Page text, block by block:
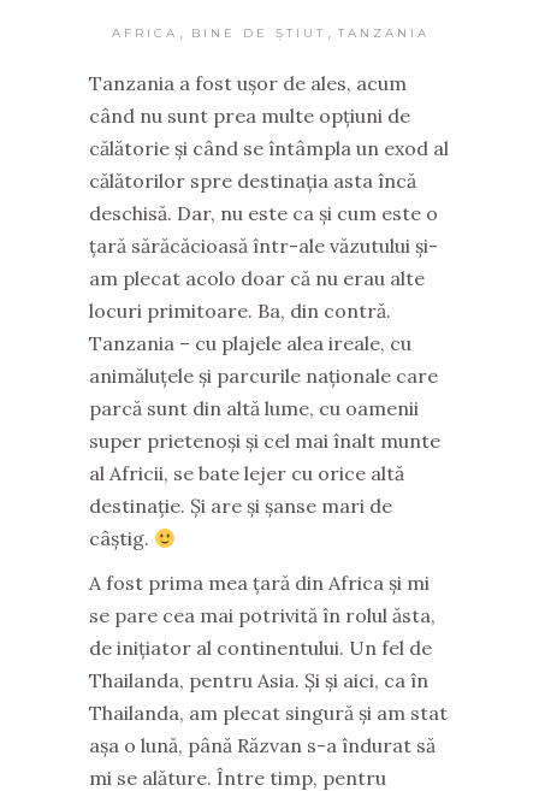
AFRICA BINE DE ȘTIUT TANZANIA
Tanzania a fost ușor de ales, acum
când nu sunt prea multe opțiuni de
călătorie și când se întâmpla un exod al
călătorilor spre destinația asta încă
deschisă. Dar, nu este ca și cum este o
țară sărăcăcioasă într-ale văzutului și-
am plecat acolo doar că nu erau alte
locuri primitoare. Ba, din contră.
Tanzania – cu plajele alea ireale, cu
animăluțele și parcurile naționale care
parcă sunt din altă lume, cu oamenii
super prietenoși și cel mai înalt munte
al Africii, se bate lejer cu orice altă
destinație. Și are și șanse mari de
câștig.
A fost prima mea țară din Africa și mi
se pare cea mai potrivită în rolul ăsta,
de inițiator al continentului. Un fel de
Thailanda, pentru Asia. Și și aici, ca în
Thailanda, am plecat singură și am stat
așa o lună, până Răzvan s-a îndurat să
mi se alăture. Între timp, pentru